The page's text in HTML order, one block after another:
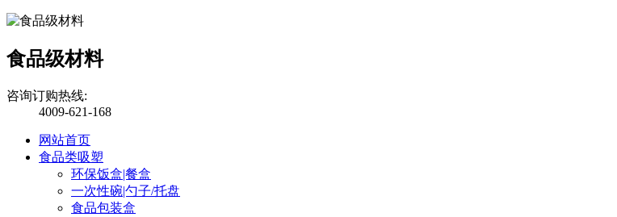
食品级材料
咨询订购热线:
4009-621-168
网站首页
食品类吸塑
环保饭盒|餐盒
一次性碗|勺子/托盘
食品包装盒